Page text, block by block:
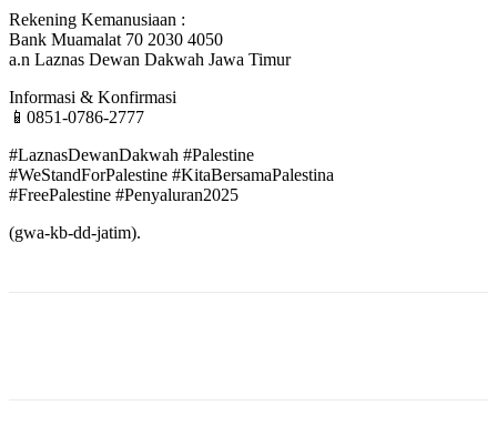
Rekening Kemanusiaan :
Bank Muamalat 70 2030 4050
a.n Laznas Dewan Dakwah Jawa Timur
Informasi & Konfirmasi
📱0851-0786-2777
#LaznasDewanDakwah #Palestine
#WeStandForPalestine #KitaBersamaPalestina
#FreePalestine #Penyaluran2025
(gwa-kb-dd-jatim).